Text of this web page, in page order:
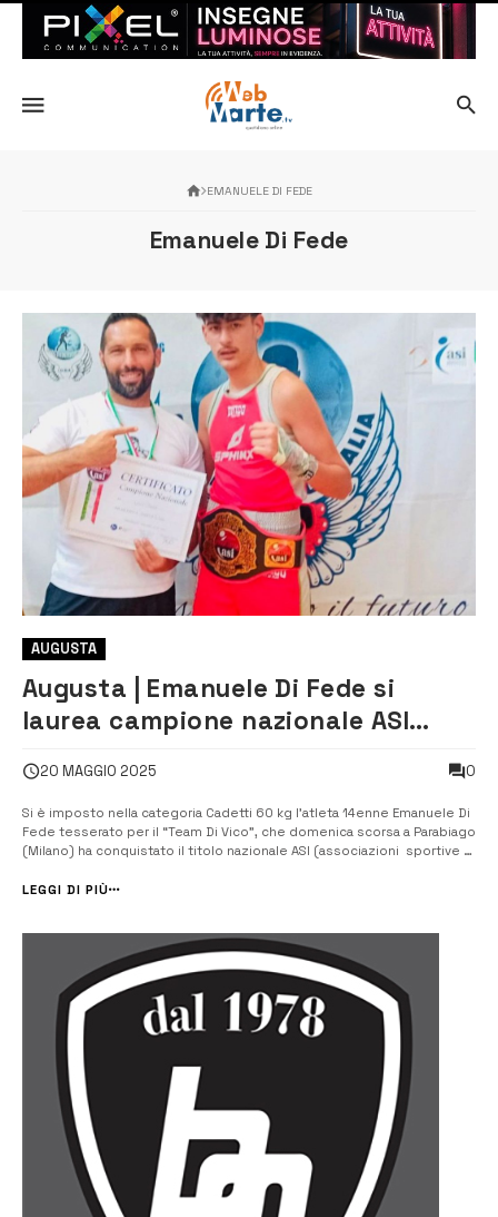
EMANUELE DI FEDE
Emanuele Di Fede
AUGUSTA
Augusta | Emanuele Di Fede si
laurea campione nazionale ASI
20 MAGGIO 2025 0
Si è imposto nella categoria Cadetti 60 kg l’atleta 14enne Emanuele Di
Fede tesserato per il “Team Di Vico”, che domenica scorsa a Parabiago
(Milano) ha conquistato il titolo nazionale ASI (associazioni sportive e
kickboxing. Emanuele Di Fede, dopo le due vittorie con...
LEGGI DI PIÙ